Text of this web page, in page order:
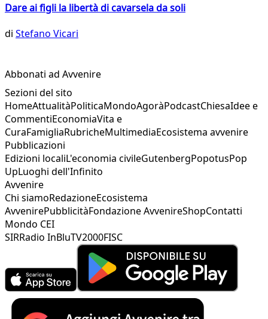
Dare ai figli la libertà di cavarsela da soli
di Stefano Vicari
Abbonati ad Avvenire
Sezioni del sito
HomeAttualitàPoliticaMondoAgoràPodcastChiesaIdee e
CommentiEconomiaVita e
CuraFamigliaRubricheMultimediaEcosistema avvenire
Pubblicazioni
Edizioni localiL'economia civileGutenbergPopotusPop
UpLuoghi dell'Infinito
Avvenire
Chi siamoRedazioneEcosistema
AvvenirePubblicitàFondazione AvvenireShopContatti
Mondo CEI
SIRRadio InBluTV2000FISC